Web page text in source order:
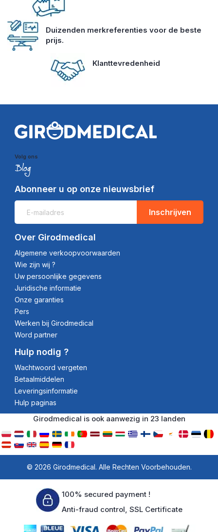
Duizenden merkreferenties voor de beste
prijs.
Klanttevredenheid
Volg ons
Abonneer u op onze nieuwsbrief
Inschrijven
Over Girodmedical
Algemene verkoopvoorwaarden
Wie zijn wij ?
Uw persoonlijke gegevens
Juridische informatie
Onze garanties
Pers
Werken bij Girodmedical
Word partner
Hulp nodig ?
Wachtwoord vergeten
Betaalmiddelen
Leveringsinformatie
Hulp paginas
Girodmedical is ook aanwezig in 23 landen
© 2026 Girodmedical. Alle Rechten Voorbehouden.
100% secured payment !
Anti-fraud control, SSL Certificate